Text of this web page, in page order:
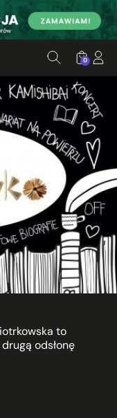
0
to
odsłonę